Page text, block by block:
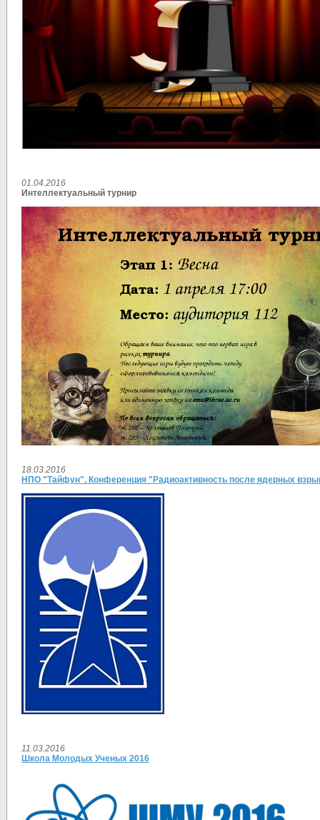
01.04.2016
Интеллектуальный турнир
18.03.2016
НПО "Тайфун". Конференция "Радиоактивность после ядерных
11.03.2016
Школа Молодых Ученых 2016